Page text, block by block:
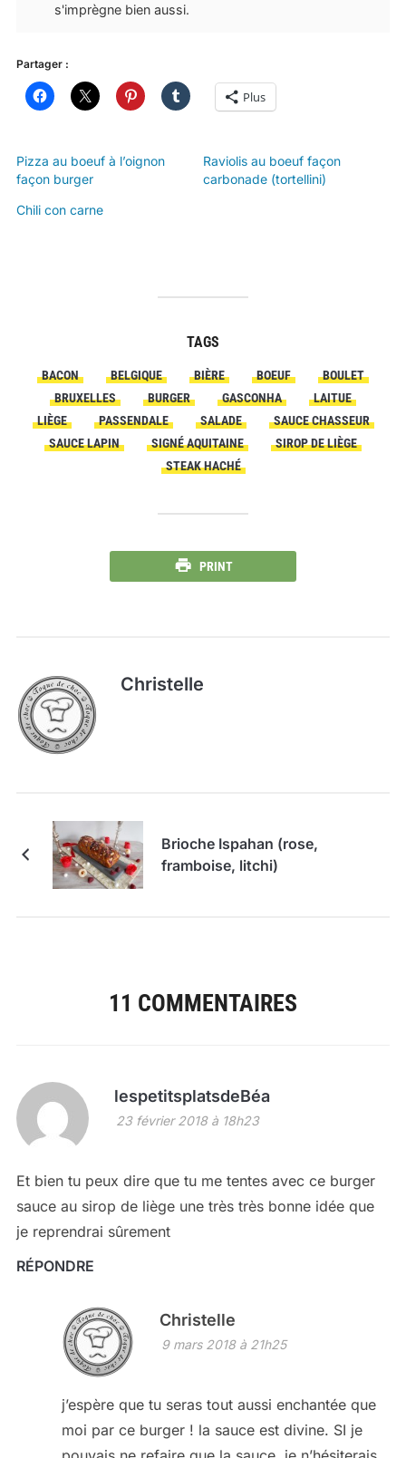
s'imprègne bien aussi.
Partager :
Plus
Pizza au boeuf à l’oignon
façon burger
Raviolis au boeuf façon
carbonade (tortellini)
Chili con carne
TAGS
BACON BELGIQUE BIÈRE BOEUF
BOULET
BRUXELLES
BURGER GASCONHA
LAITUE
LIÈGE
PASSENDALE SALADE
SAUCE CHASSEUR
SAUCE LAPIN
SIGNÉ AQUITAINE
SIROP DE LIÈGE
STEAK HACHÉ
PRINT
Christelle
Brioche Ispahan (rose,
framboise, litchi)
11 COMMENTAIRES
lespetitsplatsdeBéa
23 février 2018 à 18h23
Et bien tu peux dire que tu me tentes avec ce burger
sauce au sirop de liège une très très bonne idée que
je reprendrai sûrement
RÉPONDRE
Christelle
9 mars 2018 à 21h25
j’espère que tu seras tout aussi enchantée que
moi par ce burger ! la sauce est divine. SI je